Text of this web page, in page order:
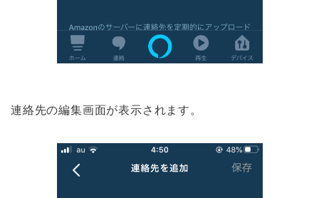
連絡先の編集画面が表示されます。